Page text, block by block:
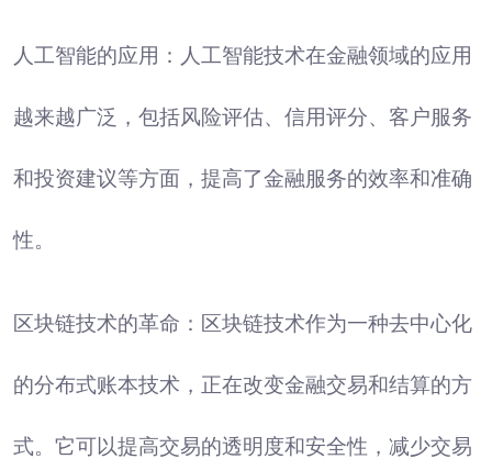
人工智能的应用：人工智能技术在金融领域的应用
越来越广泛，包括风险评估、信用评分、客户服务
和投资建议等方面，提高了金融服务的效率和准确
性。
区块链技术的革命：区块链技术作为一种去中心化
的分布式账本技术，正在改变金融交易和结算的方
式。它可以提高交易的透明度和安全性，减少交易